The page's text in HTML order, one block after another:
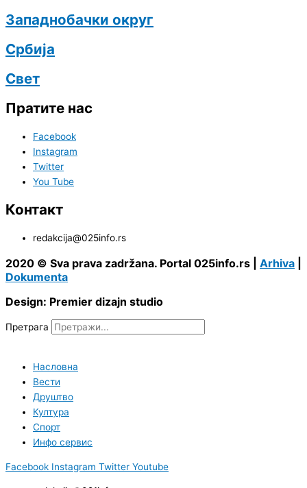
Западнобачки округ
Србија
Свет
Пратите нас
Facebook
Instagram
Twitter
You Tube
Контакт
redakcija@025info.rs
2020 © Sva prava zadržana. Portal 025info.rs | Arhiva
Dokumenta
Design: Premier dizajn studio
Претрага
Насловна
Вести
Друштво
Култура
Спорт
Инфо сервис
Facebook Instagram Twitter Youtube